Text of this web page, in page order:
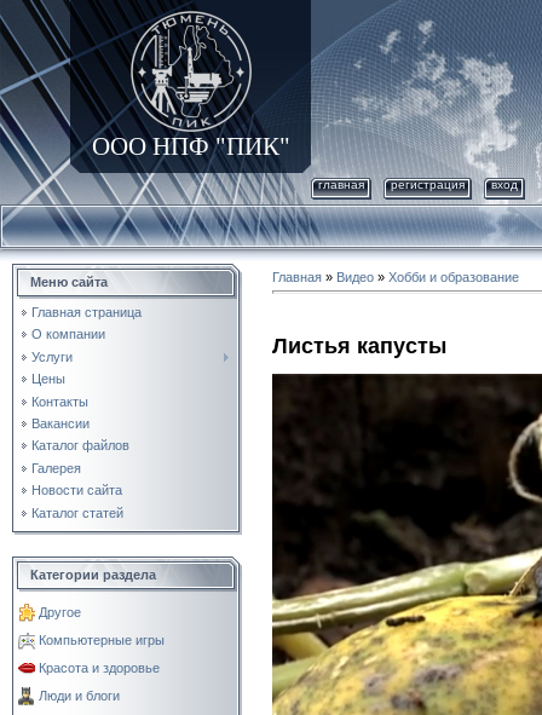
ООО НПФ "ПИК"
главная регистрация вход
Меню сайта
Главная страница
О компании
Услуги
Цены
Контакты
Вакансии
Каталог файлов
Галерея
Новости сайта
Каталог статей
Категории раздела
Другое
Компьютерные игры
Красота и здоровье
Люди и блоги
Главная » Видео » Хобби и образование
Листья капусты